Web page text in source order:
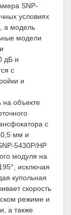
SNP-
условиях
а модель
модели
дБ и
с
и
на объекте
с
мм и
5430P/НP
модуля на
исключая
купольная
скорость
режиме и
а также